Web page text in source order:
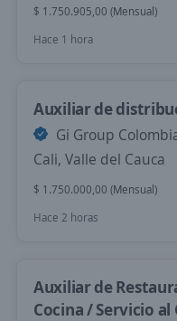
$ 1.750.905,00 (Mensual)
Hace 1 hora
Auxiliar de
Gi Group
Cali, Valle del Cauca
$ 1.750.000,00 (Mensual)
Hace 2 horas
Auxiliar de
Cocina / Servicio al